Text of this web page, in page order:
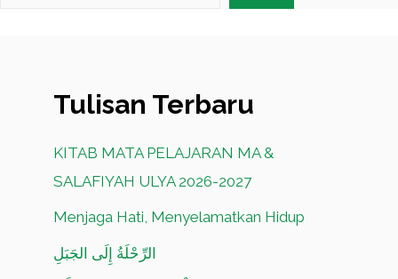
Tulisan Terbaru
KITAB MATA PELAJARAN MA &
SALAFIYAH ULYA 2026-2027
Menjaga Hati, Menyelamatkan Hidup
الرِّحْلَةُ إِلَى الجَبَلِ